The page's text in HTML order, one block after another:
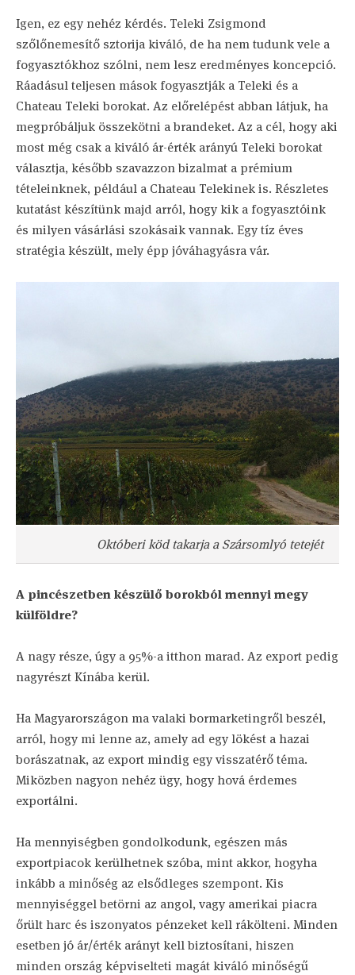
Igen, ez egy nehéz kérdés. Teleki Zsigmond
szőlőnemesítő sztorija kiváló, de ha nem tudunk vele a
fogyasztókhoz szólni, nem lesz eredményes koncepció.
Ráadásul teljesen mások fogyasztják a Teleki és a
Chateau Teleki borokat. Az előrelépést abban látjuk, ha
megpróbáljuk összekötni a brandeket. Az a cél, hogy aki
most még csak a kiváló ár-érték arányú Teleki borokat
választja, később szavazzon bizalmat a prémium
tételeinknek, például a Chateau Telekinek is. Részletes
kutatást készítünk majd arról, hogy kik a fogyasztóink
és milyen vásárlási szokásaik vannak. Egy tíz éves
stratégia készült, mely épp jóváhagyásra vár.
Októberi köd takarja a Szársomlyó tetejét
A pincészetben készülő borokból mennyi megy
külföldre?
A nagy része, úgy a 95%-a itthon marad. Az export pedig
nagyrészt Kínába kerül.
Ha Magyarországon ma valaki bormarketingről beszél,
arról, hogy mi lenne az, amely ad egy lökést a hazai
borászatnak, az export mindig egy visszatérő téma.
Miközben nagyon nehéz ügy, hogy hová érdemes
exportálni.
Ha mennyiségben gondolkodunk, egészen más
exportpiacok kerülhetnek szóba, mint akkor, hogyha
inkább a minőség az elsődleges szempont. Kis
mennyiséggel betörni az angol, vagy amerikai piacra
őrült harc és iszonyatos pénzeket kell rákölteni. Minden
esetben jó ár/érték arányt kell biztosítani, hiszen
minden ország képviselteti magát kiváló minőségű